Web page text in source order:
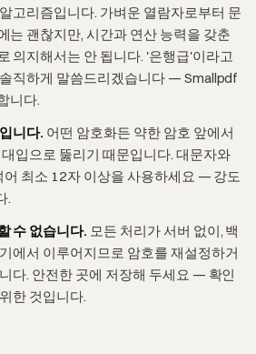
고리즘입니다. 가벼운 열람자로부터 문
는 괜찮지만, 시간과 연산 능력을 갖춘
의지해서는 안 됩니다. '은행급'이라고
직하게 말씀드리겠습니다 — Smallpdf
니다.
니다. 어떤 암호화든 약한 암호 앞에서
입으로 뚫리기 때문입니다. 대문자와
어 최소 12자 이상을 사용하세요 — 강도
.
수 없습니다. 모든 처리가 서버 없이, 백
에서 이루어지므로 암호를 재설정하거
다. 안전한 곳에 저장해 두세요 — 확인
한 것입니다.